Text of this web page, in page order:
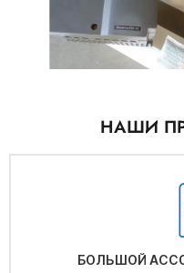
НАШИ
БОЛЬШОЙ